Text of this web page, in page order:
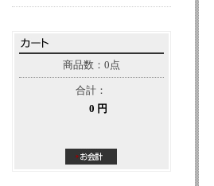
商品数：0点
合計：
0 円